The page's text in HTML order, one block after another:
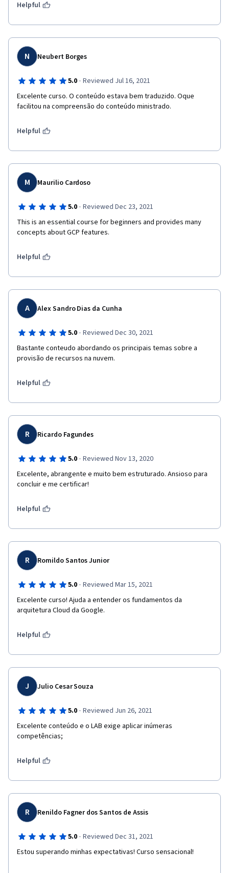
Helpful
N Neubert Borges
5.0 · Reviewed Jul 16, 2021
Excelente curso. O conteúdo estava bem traduzido. Oque
facilitou na compreensão do conteúdo ministrado.
Helpful
M Maurilio Cardoso
5.0 · Reviewed Dec 23, 2021
This is an essential course for beginners and provides many
concepts about GCP features.
Helpful
A Alex Sandro Dias da Cunha
5.0 · Reviewed Dec 30, 2021
Bastante conteudo abordando os principais temas sobre a
provisão de recursos na nuvem.
Helpful
R Ricardo Fagundes
5.0 · Reviewed Nov 13, 2020
Excelente, abrangente e muito bem estruturado. Ansioso para
concluir e me certificar!
Helpful
R Romildo Santos Junior
5.0 · Reviewed Mar 15, 2021
Excelente curso! Ajuda a entender os fundamentos da
arquitetura Cloud da Google.
Helpful
J Julio Cesar Souza
5.0 · Reviewed Jun 26, 2021
Excelente conteúdo e o LAB exige aplicar inúmeras
competências;
Helpful
R Renildo Fagner dos Santos de Assis
5.0 · Reviewed Dec 31, 2021
Estou superando minhas expectativas! Curso sensacional!